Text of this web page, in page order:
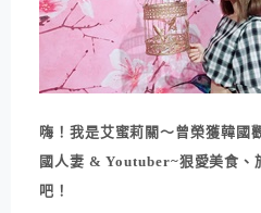
嗨！我是艾蜜莉關～曾榮獲韓國
國人妻 & Youtuber~狠愛美食、
吧！